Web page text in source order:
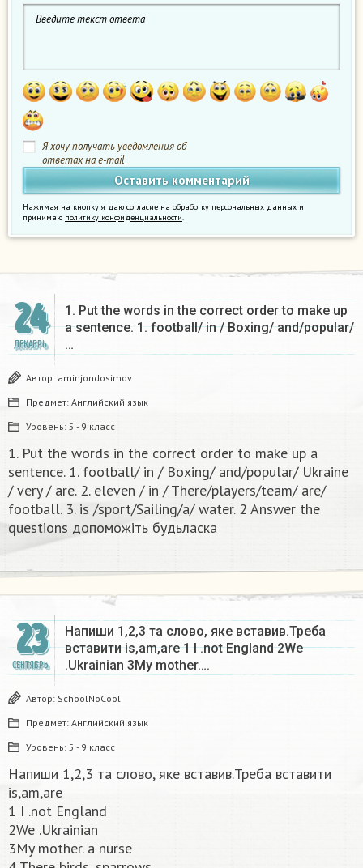
Я хочу получать уведомления об
ответах на e-mail
Нажимая на кнопку я даю согласие на обработку персональных данных и
принимаю политику конфиденциальности.
24
ДЕКАБРЬ
1. Put the words in the correct order to make up
a sentence. 1. football/ in / Boxing/ and/popular/
…
Автор: aminjondosimov
Предмет: Английский язык
Уровень: 5 - 9 класс
1. Put the words in the correct order to make up a
sentence. 1. football/ in / Boxing/ and/popular/ Ukraine
/ very / are. 2. eleven / in / There/players/team/ are/
football. 3. is /sport/Sailing/a/ water. 2 Answer the
questions допоможіть будьласка​
23
СЕНТЯБРЬ
Напиши 1,2,3 та слово, яке вставив.Треба
вставити is,am,are 1 I .not England 2We
.Ukrainian 3My mother….
Автор: SchoolNoCool
Предмет: Английский язык
Уровень: 5 - 9 класс
Напиши 1,2,3 та слово, яке вставив.Треба вставити
is,am,are
1 I .not England
2We .Ukrainian
3My mother. a nurse